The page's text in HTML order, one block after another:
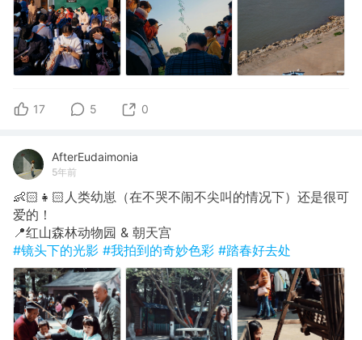
17 5 0
AfterEudaimonia
5年前
👶🏻👧🏻人类幼崽（在不哭不闹不尖叫的情况下）还是很可
爱的！
📍红山森林动物园 & 朝天宫
#镜头下的光影 #我拍到的奇妙色彩 #踏春好去处